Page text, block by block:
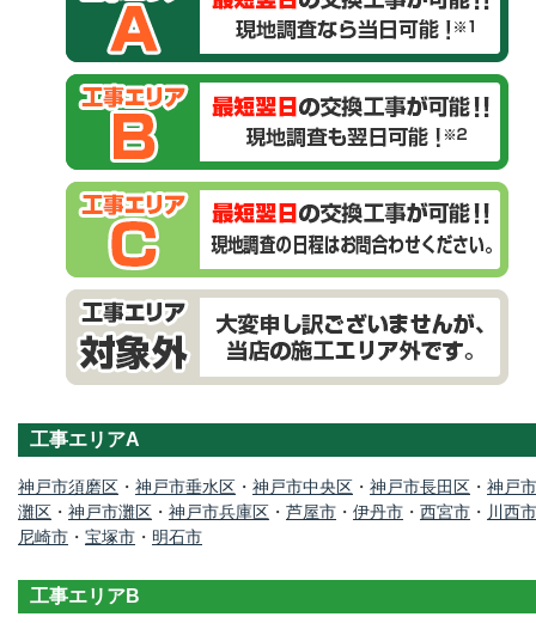
工事エリアA
神戸市須磨区 ・ 神戸市垂水区 ・ 神戸市中央区 ・ 神戸市長田区 ・ 神戸
灘区 ・ 神戸市灘区 ・ 神戸市兵庫区 ・ 芦屋市 ・ 伊丹市 ・ 西宮市 ・ 川西市
尼崎市 ・ 宝塚市 ・ 明石市
工事エリアB